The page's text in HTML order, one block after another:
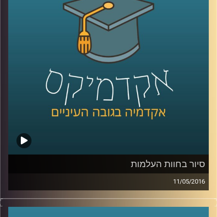
כלכליים וביטחוניים שמשרתים את שני הצדדים,
מייצרים פלטפורמה לנרמול יחסים היסטורי
תדמית השחקן החזק, הבלתי צפוי ויש שיגידו
הבלתי פרופורציונלי, שישראל יצרה לעצמה
לאורך השנים, שירתה אותנו היטב, והבהירה
לכלל מדינות האזור שמדינת ישראל היא אינה
אפיזודה חולפת. עלינו לשמר את אותו "קיר
מדינות המפרץ ולא לנהוג בחיפזון, שכן הן עדיין
מוגדרות כמדינות אויב. ז'בוטינסקי כתב ש"כל
עוד יש לערבים אפילו זיק של תקווה להיפטר
מאתנו ,הם לא ימכרו את תקוותם". ובכן,
בתקופה בה נדמה שיש לנו יותר פוטנציאל
העצמי לעומת האחר? מה קורה לנו כשאנחנו
מבצעים יחד את אותה הפעולה? דוקטור יוליה
גולנד, חוקרת מוח, מסבירה על מיזוג ופירוד
ועולם עתיר תקשורת
קרדיט תמונות: AudioVersity
סיור בחוות העלמות
11/05/2016
דוקטור עמנואלה ברש-רובינשטיין, חוקרת סמלי